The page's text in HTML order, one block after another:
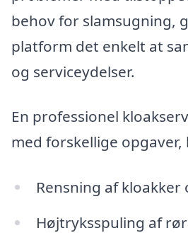
behov for slamsugning,
platform det enkelt at
og serviceydelser.
En professionel
med forskellige
Rensning af kloakker
Højtryksspuling af